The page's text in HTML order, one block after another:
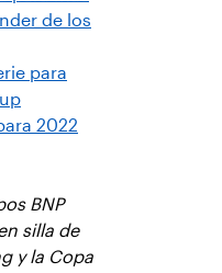
de los
para
2022
BNP
silla de
y la Copa